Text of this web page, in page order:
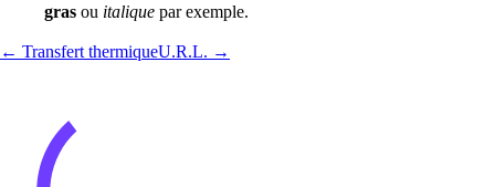
gras ou italique par exemple.
← Transfert thermiqueU.R.L. →